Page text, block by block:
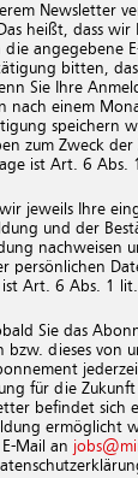
Newsletter
heißt, dass
angegebene
bitten,
Sie Ihre
nach einem
speichern
zum Zweck der
ist Art. 6 Abs.
jeweils Ihre
und der
nachweisen
persönlichen
Art. 6 Abs. 1 lit.
Sie das
bzw. dieses von
für die
befindet sich
ermöglicht
Mail an